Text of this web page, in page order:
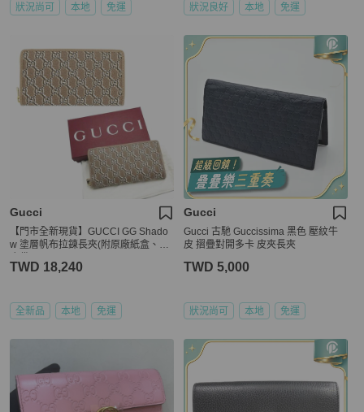
狀況尚可 本地 免運 狀況良好 本地 免運
Gucci
【門市全新現貨】GUCCI GG Shado
w 塗層帆布拉鍊長夾(附原廠紙盒、防
TWD 18,240
全新品 本地 免運
Gucci
Gucci 古馳 Guccissima 黑色 壓紋牛
皮 摺疊對開多卡 皮夾長夾
TWD 5,000
狀況尚可 本地 免運